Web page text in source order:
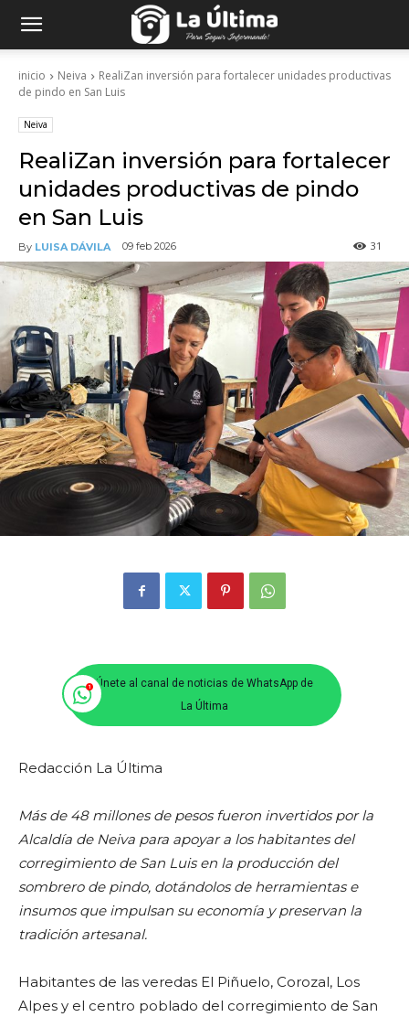
inicio Neiva
RealiZan inversión para fortalecer unidades productivas
de pindo en San Luis
Neiva
RealiZan inversión para fortalecer
unidades productivas de pindo
en San Luis
By LUISA DÁVILA 09 feb 2026 31
Únete al canal de noticias de WhatsApp de
La Última
Redacción La Última
Más de 48 millones de pesos fueron invertidos por la
Alcaldía de Neiva para apoyar a los habitantes del
corregimiento de San Luis en la producción del
sombrero de pindo, dotándolos de herramientas e
insumos que impulsan su economía y preservan la
tradición artesanal.
Habitantes de las veredas El Piñuelo, Corozal, Los
Alpes y el centro poblado del corregimiento de San